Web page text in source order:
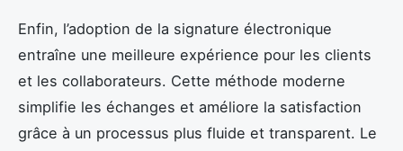
Enfin, l’adoption de la signature électronique
entraîne une meilleure expérience pour les clients
et les collaborateurs. Cette méthode moderne
simplifie les échanges et améliore la satisfaction
grâce à un processus plus fluide et transparent. Le